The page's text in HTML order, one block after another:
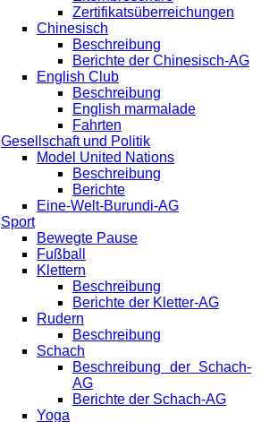
Zertifikatsüberreichungen
Chinesisch
Beschreibung
Berichte der Chinesisch-AG
English Club
Beschreibung
English marmalade
Fahrten
Gesellschaft und Politik
Model United Nations
Beschreibung
Berichte
Eine-Welt-Burundi-AG
Sport
Bewegte Pause
Fußball
Klettern
Beschreibung
Berichte der Kletter-AG
Rudern
Beschreibung
Schach
Beschreibung der Schach-
AG
Berichte der Schach-AG
Yoga